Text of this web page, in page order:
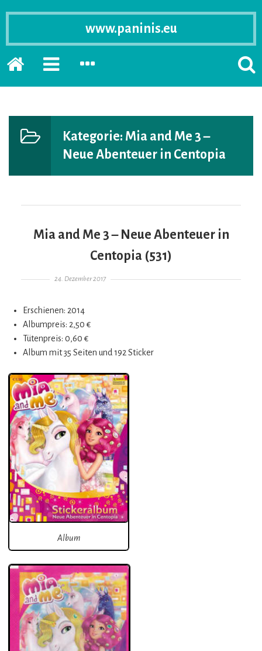
www.paninis.eu
Startseite
PRIMÄRE
ERWEITERN
SEKUNDÄRE
ERWEITERN
Kategorie: Mia and Me 3 –
Neue Abenteuer in Centopia
Mia and Me 3 – Neue Abenteuer in
Centopia (531)
Gepostet am
24. Dezember 2017
Erschienen: 2014
Albumpreis: 2,50 €
Tütenpreis: 0,60 €
Album mit 35 Seiten und 192 Sticker
Album